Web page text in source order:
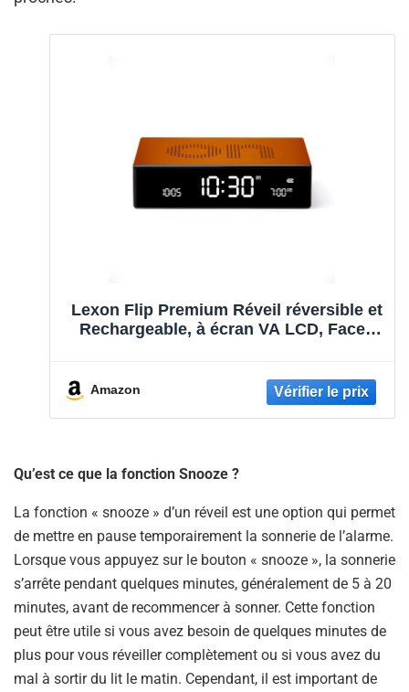
Lexon Flip Premium Réveil réversible et
Rechargeable, à écran VA LCD, Faces
Amazon
Qu’est ce que la fonction Snooze ?
La fonction « snooze » d’un réveil est une option qui permet
de mettre en pause temporairement la sonnerie de l’alarme.
Lorsque vous appuyez sur le bouton « snooze », la sonnerie
s’arrête pendant quelques minutes, généralement de 5 à 20
minutes, avant de recommencer à sonner. Cette fonction
peut être utile si vous avez besoin de quelques minutes de
plus pour vous réveiller complètement ou si vous avez du
mal à sortir du lit le matin. Cependant, il est important de